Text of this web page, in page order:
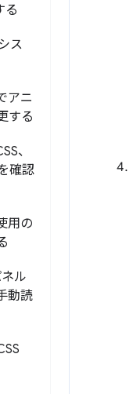
る
ス
アニ
する
、
確認
用の
ル
動読